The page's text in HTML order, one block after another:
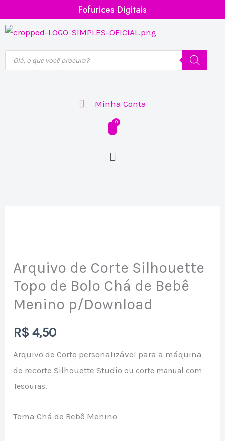
para
conteúdo
Fofurices Digitais
Pesquisar
produtos
Minha Conta
Menu
Arquivo de Corte Silhouette
Topo de Bolo Chá de Bebê
Menino p/Download
R$ 4,50
Arquivo de Corte personalizável para a máquina
de recorte Silhouette Studio ou corte manual com
Tesouras.
Tema Chá de Bebê Menino
Silhouette
Topo
Bolo
Chá
Bebê
Menino
p/Download